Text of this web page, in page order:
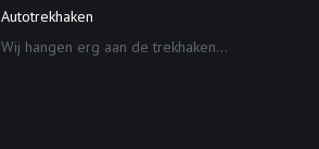
Autotrekhaken
Wij hangen erg aan de trekhaken...